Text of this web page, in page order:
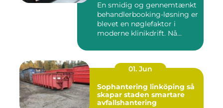
En smidig og gennemtænkt
behandlerbooking-løsning er
blevet en nøglefaktor i
moderne klinikdrift. Nå...
01. Jun
Sophantering linköping så
skapar staden smartare
avfallshantering